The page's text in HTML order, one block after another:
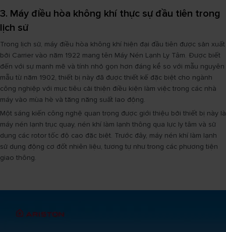
3. Máy điều hòa không khí thực sự đầu tiên trong
lịch sử
Trong lịch sử, máy điều hòa không khí hiện đại đầu tiên được sản xuất
bởi Carrier vào năm 1922 mang tên Máy Nén Lạnh Ly Tâm. Được biết
đến với sự mạnh mẽ và tính nhỏ gọn hơn đáng kể so với mẫu nguyên
mẫu từ năm 1902, thiết bị này đã được thiết kế đặc biệt cho ngành
công nghiệp với mục tiêu cải thiện điều kiện làm việc trong các nhà
máy vào mùa hè và tăng năng suất lao động.
Một sáng kiến công nghệ quan trọng được giới thiệu bởi thiết bị này là
máy nén lạnh trục quay, nén khí làm lạnh thông qua lực ly tâm và sử
dụng các rotor tốc độ cao đặc biệt. Trước đây, máy nén khí làm lạnh
sử dụng động cơ đốt nhiên liệu, tương tự như trong các phương tiện
giao thông.